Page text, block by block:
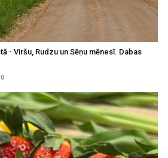
- Viršu, Rudzu un Sēņu mēnesī. Dabas
0